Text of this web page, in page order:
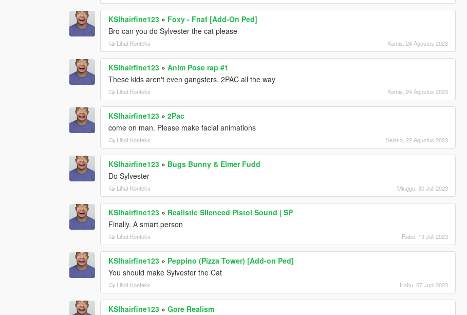
KSIhairfine123 » Foxy - Fnaf [Add-On Ped]
Bro can you do Sylvester the cat please
Lihat Konteks Kamis, 24 Agustus 2023
KSIhairfine123 »Anim Pose rap #1
These kids aren't even gangsters. 2PAC all the way
Lihat Konteks Kamis, 24 Agustus 2023
KSIhairfine123 »2Pac
come on man. Please make facial animations
Lihat Konteks Selasa, 22 Agustus 2023
KSIhairfine123 » Bugs Bunny & Elmer Fudd
Do Sylvester
Lihat Konteks Minggu, 30 Juli 2023
KSIhairfine123 » Realistic Silenced Pistol Sound | SP
Finally. A smart person
Lihat Konteks Rabu, 19 Juli 2023
KSIhairfine123 » Peppino (Pizza Tower) [Add-on Ped]
You should make Sylvester the Cat
Lihat Konteks Rabu, 07 Juni 2023
KSIhairfine123 »Gore Realism